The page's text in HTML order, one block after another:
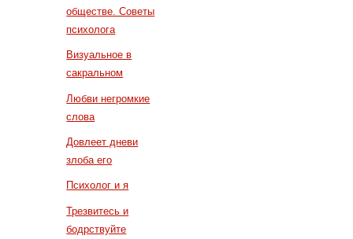
обществе. Советы
психолога
Визуальное в
сакральном
Любви негромкие
слова
Довлеет дневи
злоба его
Психолог и я
Трезвитесь и
бодрствуйте